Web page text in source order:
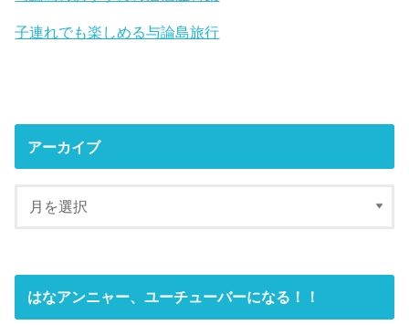
子連れでも楽しめる与論島旅行
アーカイブ
はなアンニャー、ユーチューバーになる！！